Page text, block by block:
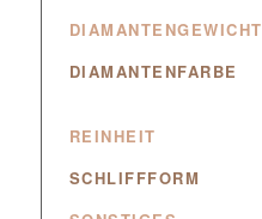
DIAMANTENGEWICHT
DIAMANTENFARBE
REINHEIT
SCHLIFFFORM